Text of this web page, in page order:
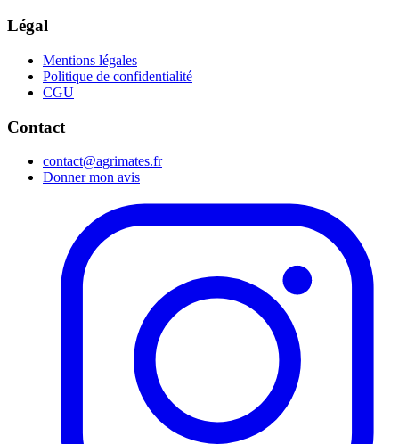
Légal
Mentions légales
Politique de confidentialité
CGU
Contact
contact@agrimates.fr
Donner mon avis